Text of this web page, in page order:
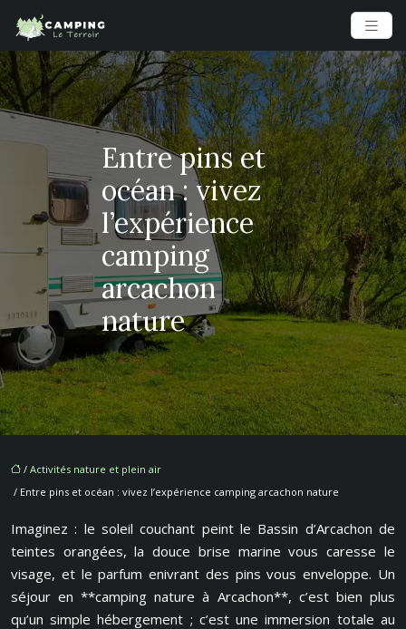
Entre pins et
océan : vivez
l’expérience
camping
arcachon
nature
/ Activités nature et plein air
/ Entre pins et océan : vivez l’expérience camping arcachon nature
Imaginez : le soleil couchant peint le Bassin d’Arcachon de
teintes orangées, la douce brise marine vous caresse le
visage, et le parfum enivrant des pins vous enveloppe. Un
séjour en **camping nature à Arcachon**, c’est bien plus
qu’un simple hébergement ; c’est une immersion totale au